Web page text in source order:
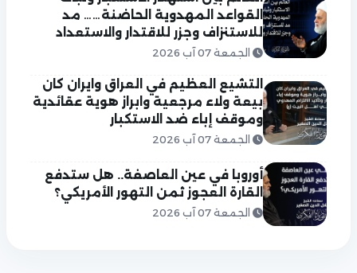
القواعد المهدوية الحاضنة…… مد
للاستنزاف وجزر للاقتدار والاستعداد
الجمعة 07 آب 2026
التشيع العظيم في العراق وايران كان
بيعة ولاء مرجعية وابراز هوية عقائدية
وموقف إباء ضد الاستكبار
الجمعة 07 آب 2026
أوروبا في عين العاصفة.. هل ستدفع
القارة العجوز ثمن التهور الأمريكي؟
الجمعة 07 آب 2026